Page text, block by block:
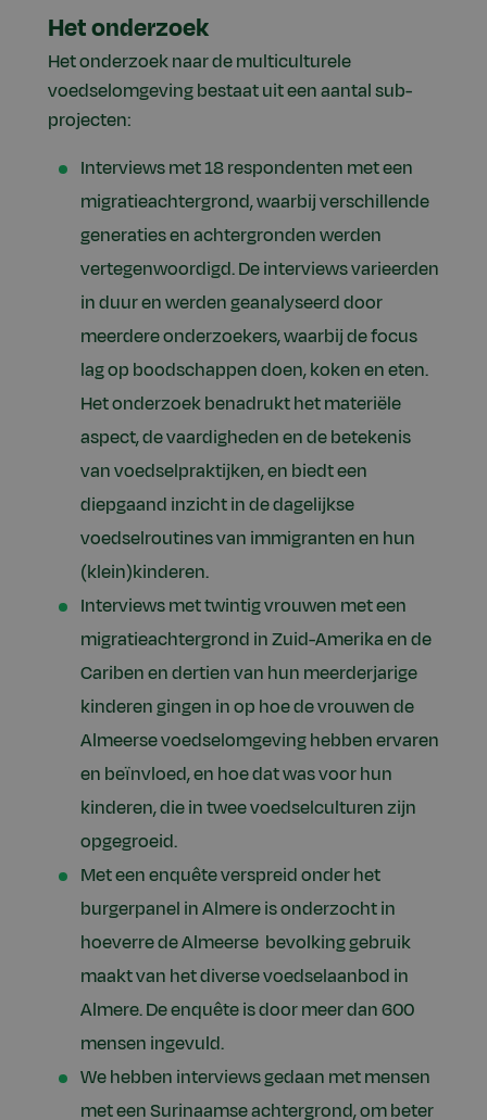
Het onderzoek
Het onderzoek naar de multiculturele
voedselomgeving bestaat uit een aantal sub-
projecten:
Interviews met 18 respondenten met een
migratieachtergrond, waarbij verschillende
generaties en achtergronden werden
vertegenwoordigd. De interviews varieerden
in duur en werden geanalyseerd door
meerdere onderzoekers, waarbij de focus
lag op boodschappen doen, koken en eten.
Het onderzoek benadrukt het materiële
aspect, de vaardigheden en de betekenis
van voedselpraktijken, en biedt een
diepgaand inzicht in de dagelijkse
voedselroutines van immigranten en hun
(klein)kinderen.
Interviews met twintig vrouwen met een
migratieachtergrond in Zuid-Amerika en de
Cariben en dertien van hun meerderjarige
kinderen gingen in op hoe de vrouwen de
Almeerse voedselomgeving hebben ervaren
en beïnvloed, en hoe dat was voor hun
kinderen, die in twee voedselculturen zijn
opgegroeid.
Met een enquête verspreid onder het
burgerpanel in Almere is onderzocht in
hoeverre de Almeerse bevolking gebruik
maakt van het diverse voedselaanbod in
Almere. De enquête is door meer dan 600
mensen ingevuld.
We hebben interviews gedaan met mensen
met een Surinaamse achtergrond, om beter